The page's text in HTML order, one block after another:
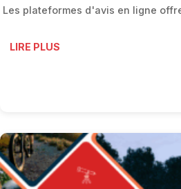
Les plateformes d'avis en ligne
LIRE PLUS